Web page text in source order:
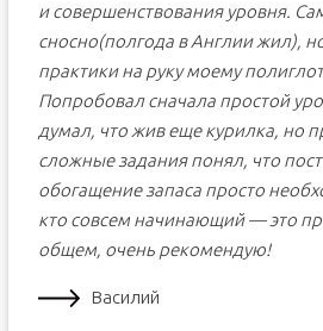
и совершенствования уровня.
сносно(полгода в Англии жил),
практики на руку моему
Попробовал сначала простой
думал, что жив еще курилка, но
сложные задания понял, что
обогащение запаса просто
кто совсем начинающий — это
общем, очень рекомендую!
Василий